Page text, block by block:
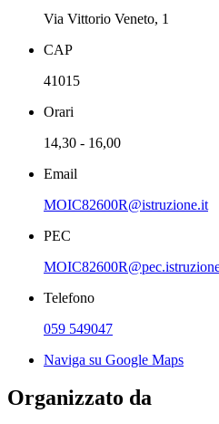
Via Vittorio Veneto, 1
CAP
41015
Orari
14,30 - 16,00
Email
MOIC82600R@istruzione.it
PEC
Telefono
059 549047
Naviga su Google Maps
Organizzato da